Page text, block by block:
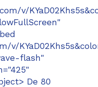
v/
flash"
De 80